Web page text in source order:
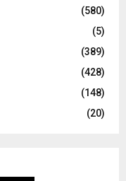
(580)
(5)
(389)
(428)
(148)
(20)